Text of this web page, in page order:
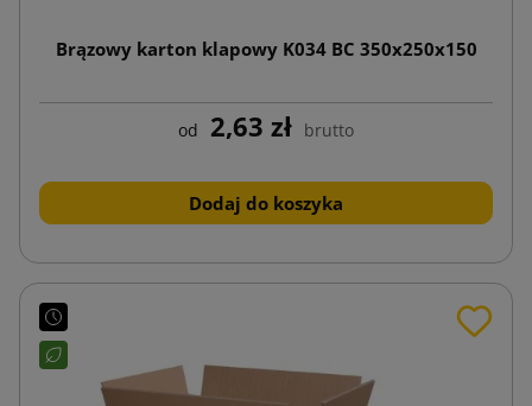
Brązowy karton klapowy K034 BC 350x250x150
od 2,63 zł brutto
Dodaj do koszyka